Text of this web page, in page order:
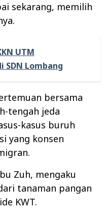
sekarang, memilih
UTM
SDN Lombang
bersama
tengah jeda
kasus buruh
yang konsen
Zuh, mengaku
tanaman pangan
KWT.